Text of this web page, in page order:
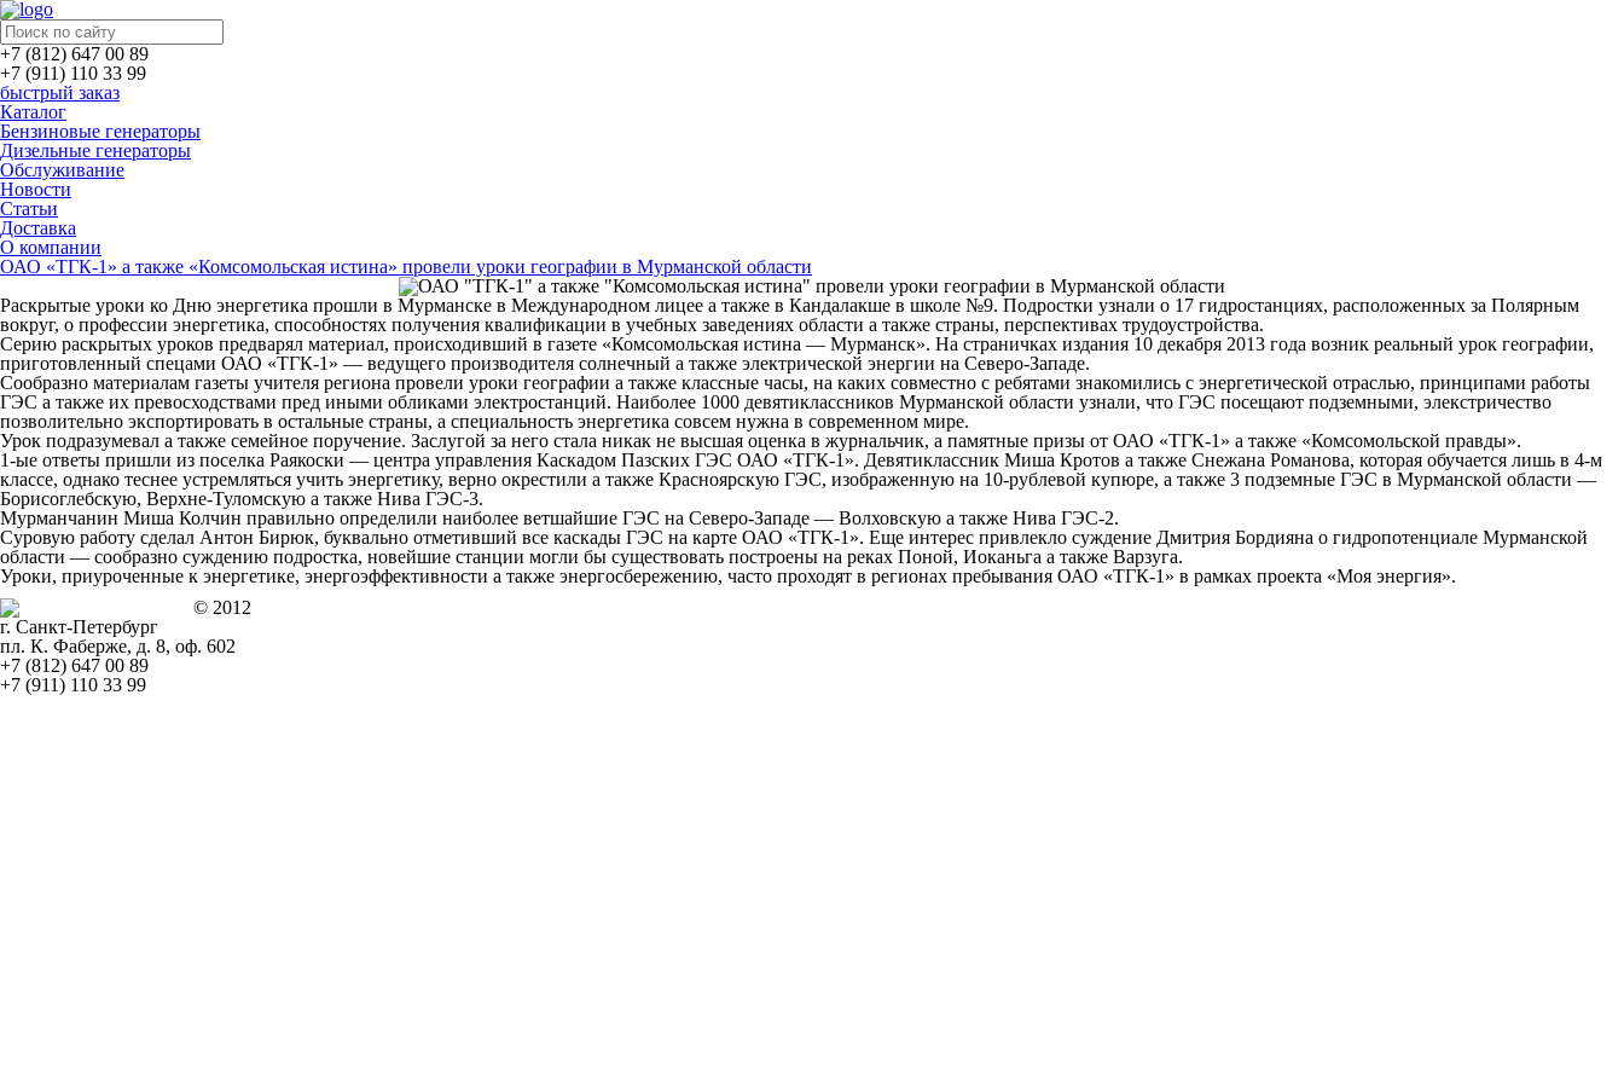
+7 (812) 647 00 89
+7 (911) 110 33 99
быстрый заказ
Каталог
Бензиновые генераторы
Дизельные генераторы
Обслуживание
Новости
Статьи
Доставка
О компании
ОАО «ТГК-1» а также «Комсомольская истина» провели уроки географии в Мурманской области
Раскрытые уроки ко Дню энергетика прошли в Мурманске в Международном лицее а также в Кандалакше в школе №9. Подростки узнали о 17 гидростанциях, расположенных за Полярным
вокруг, о профессии энергетика, способностях получения квалификации в учебных заведениях области а также страны, перспективах трудоустройства.
Серию раскрытых уроков предварял материал, происходивший в газете «Комсомольская истина — Мурманск». На страничках издания 10 декабря 2013 года возник реальный урок географии,
приготовленный спецами ОАО «ТГК-1» — ведущего производителя солнечный а также электрической энергии на Северо-Западе.
Сообразно материалам газеты учителя региона провели уроки географии а также классные часы, на каких совместно с ребятами знакомились с энергетической отраслью, принципами работы
ГЭС а также их превосходствами пред иными обликами электростанций. Наиболее 1000 девятиклассников Мурманской области узнали, что ГЭС посещают подземными, элекстричество
позволительно экспортировать в остальные страны, а специальность энергетика совсем нужна в современном мире.
Урок подразумевал а также семейное поручение. Заслугой за него стала никак не высшая оценка в журнальчик, а памятные призы от ОАО «ТГК-1» а также «Комсомольской правды».
1-ые ответы пришли из поселка Раякоски — центра управления Каскадом Пазских ГЭС ОАО «ТГК-1». Девятиклассник Миша Кротов а также Снежана Романова, которая обучается лишь в 4-м
классе, однако теснее устремляться учить энергетику, верно окрестили а также Красноярскую ГЭС, изображенную на 10-рублевой купюре, а также 3 подземные ГЭС в Мурманской области —
Борисоглебскую, Верхне-Туломскую а также Нива ГЭС-3.
Мурманчанин Миша Колчин правильно определили наиболее ветшайшие ГЭС на Северо-Западе — Волховскую а также Нива ГЭС-2.
Суровую работу сделал Антон Бирюк, буквально отметивший все каскады ГЭС на карте ОАО «ТГК-1». Еще интерес привлекло суждение Дмитрия Бордияна о гидропотенциале Мурманской
области — сообразно суждению подростка, новейшие станции могли бы существовать построены на реках Поной, Иоканьга а также Варзуга.
Уроки, приуроченные к энергетике, энергоэффективности а также энергосбережению, часто проходят в регионах пребывания ОАО «ТГК-1» в рамках проекта «Моя энергия».
© 2012
г. Санкт-Петербург
пл. К. Фаберже, д. 8, оф. 602
+7 (812) 647 00 89
+7 (911) 110 33 99